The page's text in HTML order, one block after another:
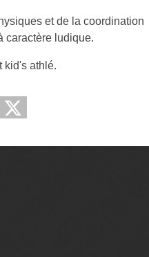
et de la coordination
caractère ludique.
kid's athlé.